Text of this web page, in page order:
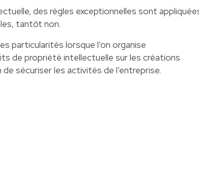
des règles exceptionnelles sont
tantôt non.
particularités lorsque l’on organise
de propriété intellectuelle sur les créations
sécuriser les activités de l’entreprise.